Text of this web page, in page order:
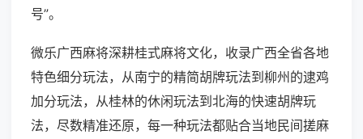
号”。
微乐广西麻将深耕桂式麻将文化，收录广西全省各地
特色细分玩法，从南宁的精简胡牌玩法到柳州的逮鸡
加分玩法，从桂林的休闲玩法到北海的快速胡牌玩
法，尽数精准还原，每一种玩法都贴合当地民间搓麻